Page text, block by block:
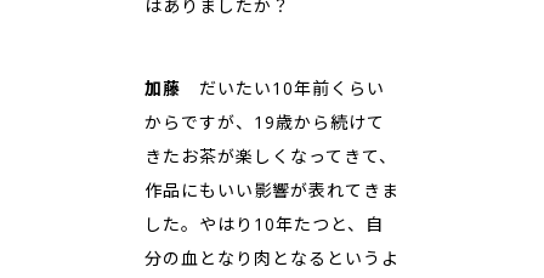
はありましたか？
加藤 だいたい10年前くらい
からですが、19歳から続けて
きたお茶が楽しくなってきて、
作品にもいい影響が表れてきま
した。やはり10年たつと、自
分の血となり肉となるというよ